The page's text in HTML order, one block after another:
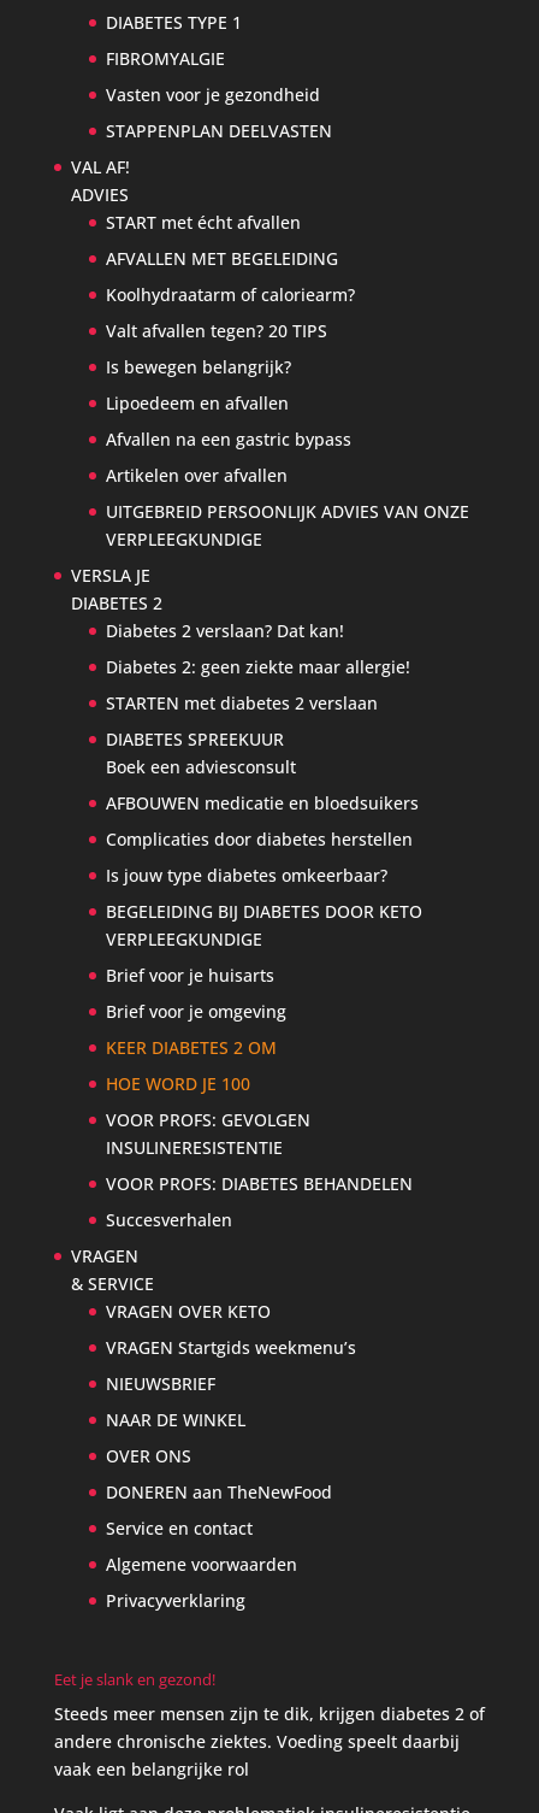
DIABETES TYPE 1
FIBROMYALGIE
Vasten voor je gezondheid
STAPPENPLAN DEELVASTEN
VAL AF!
ADVIES
START met écht afvallen
AFVALLEN MET BEGELEIDING
Koolhydraatarm of caloriearm?
Valt afvallen tegen? 20 TIPS
Is bewegen belangrijk?
Lipoedeem en afvallen
Afvallen na een gastric bypass
Artikelen over afvallen
UITGEBREID PERSOONLIJK ADVIES VAN ONZE
VERPLEEGKUNDIGE
VERSLA JE
DIABETES 2
Diabetes 2 verslaan? Dat kan!
Diabetes 2: geen ziekte maar allergie!
STARTEN met diabetes 2 verslaan
DIABETES SPREEKUUR
Boek een adviesconsult
AFBOUWEN medicatie en bloedsuikers
Complicaties door diabetes herstellen
Is jouw type diabetes omkeerbaar?
BEGELEIDING BIJ DIABETES DOOR KETO
VERPLEEGKUNDIGE
Brief voor je huisarts
Brief voor je omgeving
KEER DIABETES 2 OM
HOE WORD JE 100
VOOR PROFS: GEVOLGEN
INSULINERESISTENTIE
VOOR PROFS: DIABETES BEHANDELEN
Succesverhalen
VRAGEN
& SERVICE
VRAGEN OVER KETO
VRAGEN Startgids weekmenu’s
NIEUWSBRIEF
NAAR DE WINKEL
OVER ONS
DONEREN aan TheNewFood
Service en contact
Algemene voorwaarden
Privacyverklaring
Eet je slank en gezond!
Steeds meer mensen zijn te dik, krijgen diabetes 2 of
andere chronische ziektes. Voeding speelt daarbij
vaak een belangrijke rol